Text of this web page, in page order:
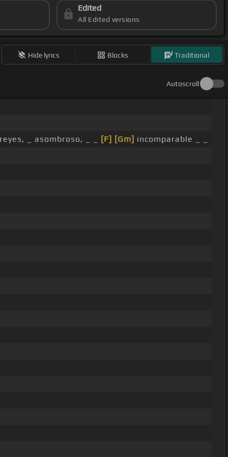
Edited
All Edited versions
Hide lyrics Blocks Traditional
Autoscroll
_ asombroso, _ _ [F] [Gm] incomparable _ _